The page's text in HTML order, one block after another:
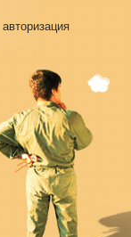
авторизация